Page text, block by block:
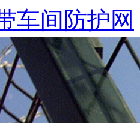
车间防护网